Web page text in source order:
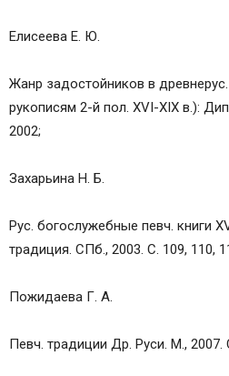
Елисеева Е. Ю.
Жанр задостойников в
рукописям 2-й пол. XVI-XIX в.):
2002;
Захарьина Н. Б.
Рус. богослужебные певч. книги
традиция. СПб., 2003. С. 109, 110,
Пожидаева Г. А.
Певч. традиции Др. Руси. М., 2007.